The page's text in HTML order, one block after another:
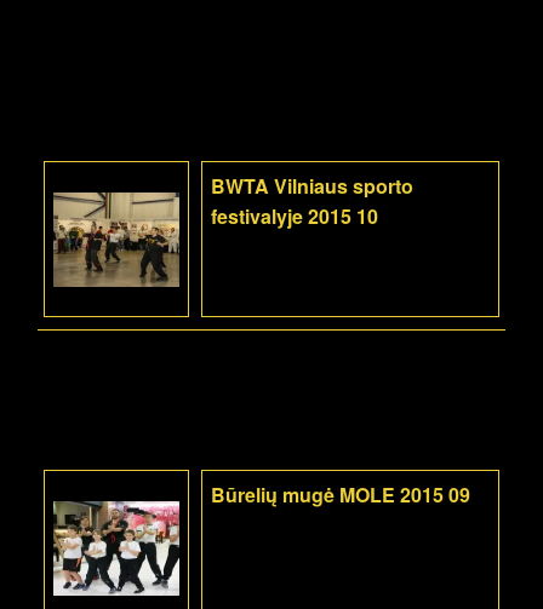
BWTA Vilniaus sporto
festivalyje 2015 10
Būrelių mugė MOLE 2015 09